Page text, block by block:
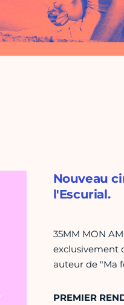
Nouveau
l'Escurial.
35MM MON
exclusivement
auteur de "Ma
PREMIER